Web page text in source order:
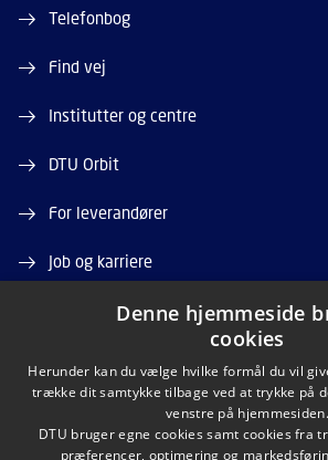
Telefonbog
Find vej
Institutter og centre
DTU Orbit
For leverandører
Job og karriere
Ledige stillingerDenne hjemmeside
cookies
Herunder kan du vælge hvilke formål du vil
trække dit samtykke tilbage ved at trykke på
venstre på hjemmesiden.
DTU bruger egne cookies samt cookies fra
præferencer, optimering og